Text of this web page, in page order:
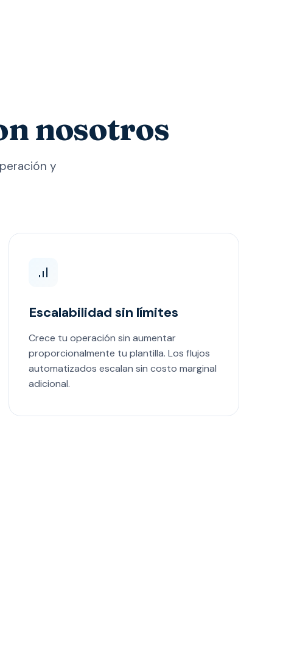
nosotros
y
Escalabilidad sin límites
Crece tu operación sin aumentar
proporcionalmente tu plantilla. Los flujos
automatizados escalan sin costo marginal
adicional.